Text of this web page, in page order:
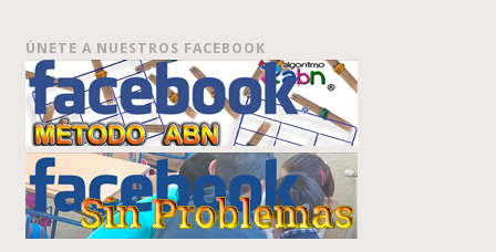
ÚNETE A NUESTROS FACEBOOK